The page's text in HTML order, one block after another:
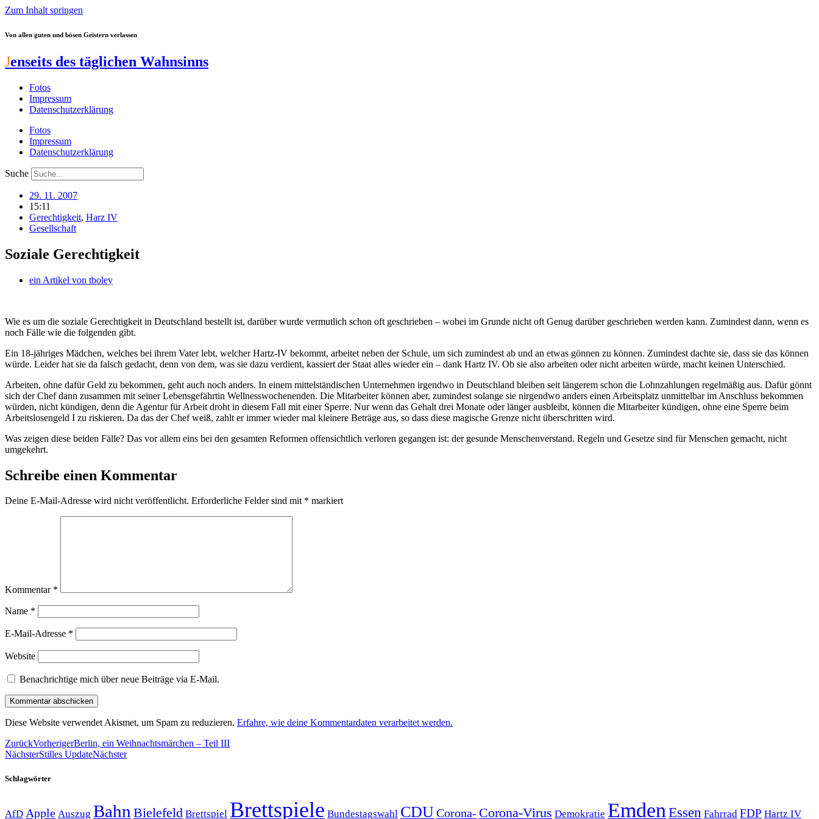
Zum Inhalt springen
Von allen guten und bösen Geistern verlassen
Jenseits des täglichen Wahnsinns
Fotos
Impressum
Datenschutzerklärung
Fotos
Impressum
Datenschutzerklärung
Suche
29. 11. 2007
15:11
Gerechtigkeit, Harz IV
Gesellschaft
Soziale Gerechtigkeit
ein Artikel von tboley
Wie es um die soziale Gerechtigkeit in Deutschland bestellt ist, darüber wurde vermutlich schon oft geschrieben – wobei im Grunde nicht oft Genug darüber geschrieben werden kann. Zumindest dann, wenn es
noch Fälle wie die folgenden gibt.
Ein 18-jähriges Mädchen, welches bei ihrem Vater lebt, welcher Hartz-IV bekommt, arbeitet neben der Schule, um sich zumindest ab und an etwas gönnen zu können. Zumindest dachte sie, dass sie das können
würde. Leider hat sie da falsch gedacht, denn von dem, was sie dazu verdient, kassiert der Staat alles wieder ein – dank Hartz IV. Ob sie also arbeiten oder nicht arbeiten würde, macht keinen Unterschied.
Arbeiten, ohne dafür Geld zu bekommen, geht auch noch anders. In einem mittelständischen Unternehmen irgendwo in Deutschland bleiben seit längerem schon die Lohnzahlungen regelmäßig aus. Dafür gönnt
sich der Chef dann zusammen mit seiner Lebensgefährtin Wellnesswochenenden. Die Mitarbeiter können aber, zumindest solange sie nirgendwo anders einen Arbeitsplatz unmittelbar im Anschluss bekommen
würden, nicht kündigen, denn die Agentur für Arbeit droht in diesem Fall mit einer Sperre. Nur wenn das Gehalt drei Monate oder länger ausbleibt, können die Mitarbeiter kündigen, ohne eine Sperre beim
Arbeitslosengeld I zu riskieren. Da das der Chef weiß, zahlt er immer wieder mal kleinere Beträge aus, so dass diese magische Grenze nicht überschritten wird.
Was zeigen diese beiden Fälle? Das vor allem eins bei den gesamten Reformen offensichtlich verloren gegangen ist: der gesunde Menschenverstand. Regeln und Gesetze sind für Menschen gemacht, nicht
umgekehrt.
Schreibe einen Kommentar
Deine E-Mail-Adresse wird nicht veröffentlicht. Erforderliche Felder sind mit * markiert
Kommentar *
Name *
E-Mail-Adresse *
Website
Benachrichtige mich über neue Beiträge via E-Mail.
Diese Website verwendet Akismet, um Spam zu reduzieren. Erfahre, wie deine Kommentardaten verarbeitet werden.
ZurückVorherigerBerlin, ein Weihnachtsmärchen – Teil III
NächsterStilles UpdateNächster
Schlagwörter
AfD Apple Auszug Bahn Bielefeld Brettspiel Brettspiele Bundestagswahl CDUCorona- Corona-Virus Demokratie Emden Essen Fahrrad FDP Hartz IV